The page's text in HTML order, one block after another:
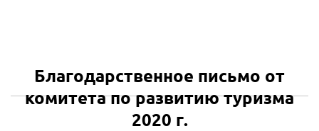
Благодарственное письмо от
комитета по развитию туризма
2020 г.